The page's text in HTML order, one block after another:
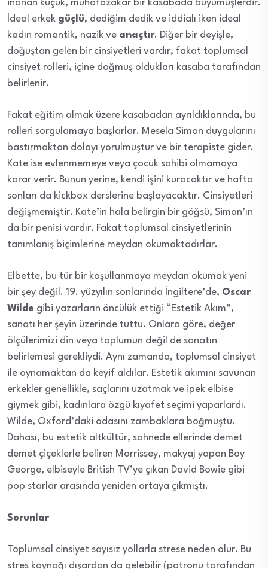
inanan küçük, muhafazakâr bir kasabada büyümüşlerdir.
İdeal erkek güçlü, dediğim dedik ve iddialı iken ideal
kadın romantik, nazik ve anaçtır. Diğer bir deyişle,
doğuştan gelen bir cinsiyetleri vardır, fakat toplumsal
cinsiyet rolleri, içine doğmuş oldukları kasaba tarafından
belirlenir.
Fakat eğitim almak üzere kasabadan ayrıldıklarında, bu
rolleri sorgulamaya başlarlar. Mesela Simon duygularını
bastırmaktan dolayı yorulmuştur ve bir terapiste gider.
Kate ise evlenmemeye veya çocuk sahibi olmamaya
karar verir. Bunun yerine, kendi işini kuracaktır ve hafta
sonları da kickbox derslerine başlayacaktır. Cinsiyetleri
değişmemiştir. Kate’in hala belirgin bir göğsü, Simon’ın
da bir penisi vardır. Fakat toplumsal cinsiyetlerinin
tanımlanış biçimlerine meydan okumaktadırlar.
Elbette, bu tür bir koşullanmaya meydan okumak yeni
bir şey değil. 19. yüzyılın sonlarında İngiltere’de, Oscar
Wilde gibi yazarların öncülük ettiği “Estetik Akım”,
sanatı her şeyin üzerinde tuttu. Onlara göre, değer
ölçülerimizi din veya toplumun değil de sanatın
belirlemesi gerekliydi. Aynı zamanda, toplumsal cinsiyet
ile oynamaktan da keyif aldılar. Estetik akımını savunan
erkekler genellikle, saçlarını uzatmak ve ipek elbise
giymek gibi, kadınlara özgü kıyafet seçimi yaparlardı.
Wilde, Oxford’daki odasını zambaklara boğmuştu.
Dahası, bu estetik altkültür, sahnede ellerinde demet
demet çiçeklerle beliren Morrissey, makyaj yapan Boy
George, elbiseyle British TV’ye çıkan David Bowie gibi
pop starlar arasında yeniden ortaya çıkmıştı.
Sorunlar
Toplumsal cinsiyet sayısız yollarla strese neden olur. Bu
stres kaynağı dışardan da gelebilir (patronu tarafından